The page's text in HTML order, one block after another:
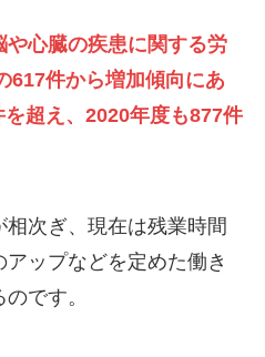
や心臓の疾患に関する労
617件から増加傾向にあ
超え、2020年度も877件
次ぎ、現在は残業時間
ップなどを定めた働き
です。